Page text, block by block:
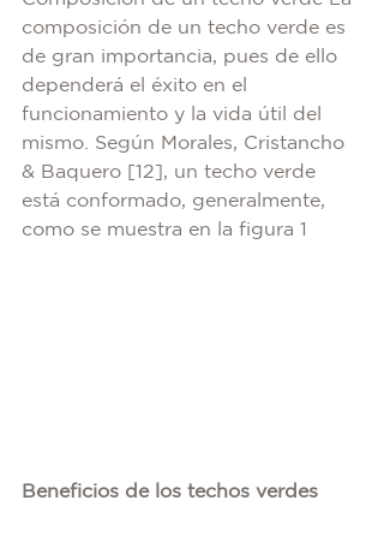
composición de un techo verde es
de gran importancia, pues de ello
dependerá el éxito en el
funcionamiento y la vida útil del
mismo. Según Morales, Cristancho
& Baquero [12], un techo verde
está conformado, generalmente,
como se muestra en la figura 1
Beneficios de los techos verdes